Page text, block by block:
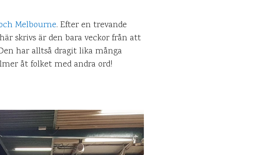
Melbourne. Efter en trevande
skrivs är den bara veckor från att
har alltså dragit lika många
åt folket med andra ord!